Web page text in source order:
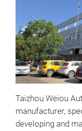
Taizhou Weiou
manufacturer,
developing and